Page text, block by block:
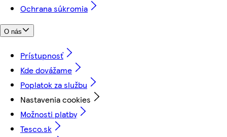
Ochrana súkromia
O nás
Prístupnosť
Kde dovážame
Poplatok za službu
Nastavenia cookies
Možnosti platby
Tesco.sk